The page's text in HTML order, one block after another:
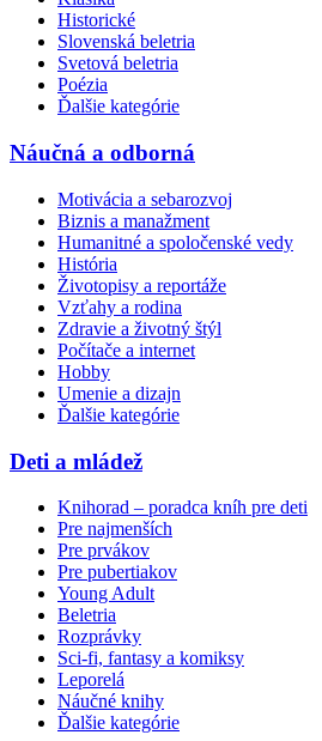
Historické
Slovenská beletria
Svetová beletria
Poézia
Ďalšie kategórie
Náučná a odborná
Motivácia a sebarozvoj
Biznis a manažment
Humanitné a spoločenské vedy
História
Životopisy a reportáže
Vzťahy a rodina
Zdravie a životný štýl
Počítače a internet
Hobby
Umenie a dizajn
Ďalšie kategórie
Deti a mládež
Knihorad – poradca kníh pre deti
Pre najmenších
Pre prvákov
Pre pubertiakov
Young Adult
Beletria
Rozprávky
Sci-fi, fantasy a komiksy
Leporelá
Náučné knihy
Ďalšie kategórie